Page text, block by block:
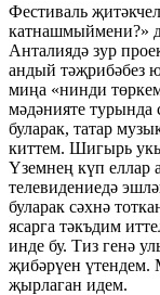
Фестиваль
катнашмыймени?»
Анталиядә зур
андый тәҗрибәбез
миңа «нинди
мәдәнияте турында
буларак, татар
киттем. Шигырь
Үземнең күп еллар
телевидениедә
буларак сәхнә
ясарга тәкъдим
инде бу. Тиз генә
җибәрүен
җырлаган идем.